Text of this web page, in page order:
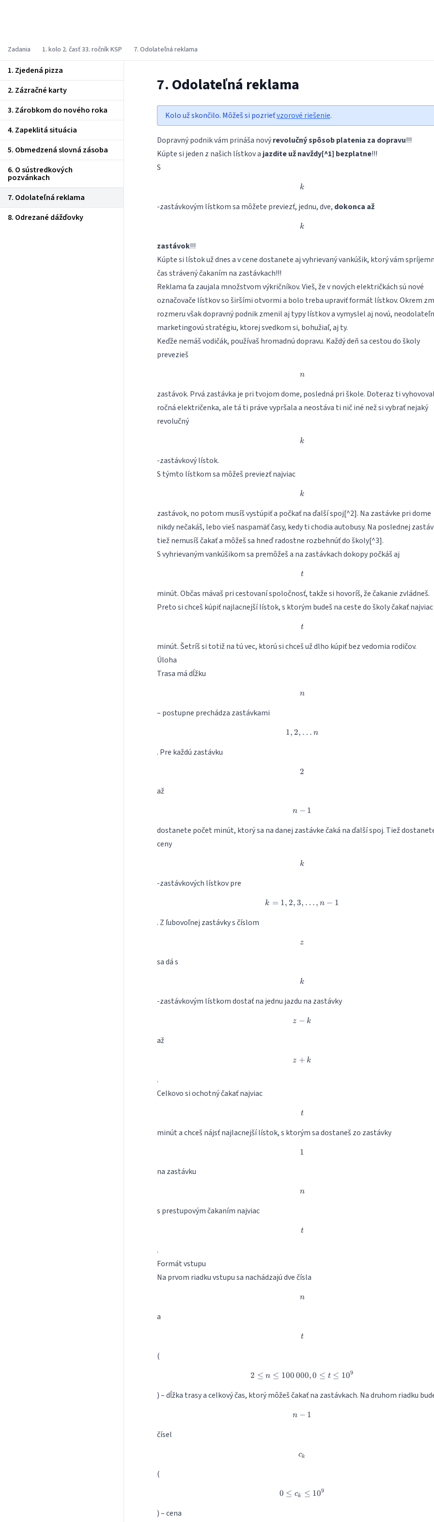
Zadania 1. kolo 2. časť 33. ročník KSP 7. Odolateľná reklama
1. Zjedená pizza
2. Zázračné karty
3. Zárobkom do nového roka
4. Zapeklitá situácia
5. Obmedzená slovná zásoba
6. O sústredkových
pozvánkach
7. Odolateľná reklama
8. Odrezané dážďovky
7. Odolateľná reklama
Kolo už skončilo. Môžeš si pozrieťvzorové riešenie.
Dopravný podnik vám prináša novýrevolučný spôsob platenia za dopravu!!!
Kúpte si jeden z našich lístkov a jazdite už navždy[^1] bezplatne!!!
S
k
k
-zastávkovým lístkom sa môžete previezť, jednu, dve, dokonca až
k
k
zastávok!!!
Kúpte si lístok už dnes a v cene dostanete aj vyhrievaný vankúšik, ktorý vám
čas strávený čakaním na zastávkach!!!
Reklama ťa zaujala množstvom výkričníkov. Vieš, že v nových električkách sú nové
označovače lístkov so širšími otvormi a bolo treba upraviť formát lístkov. Okrem
rozmeru však dopravný podnik zmenil aj typy lístkov a vymyslel aj novú,
marketingovú stratégiu, ktorej svedkom si, bohužiaľ, aj ty.
Keďže nemáš vodičák, používaš hromadnú dopravu. Každý deň sa cestou do školy
prevezieš
n
n
zastávok. Prvá zastávka je pri tvojom dome, posledná pri škole. Doteraz ti
ročná električenka, ale tá ti práve vypršala a neostáva ti nič iné než si vybrať nejaký
revolučný
k
k
-zastávkový lístok.
S týmto lístkom sa môžeš previezť najviac
k
k
zastávok, no potom musíš vystúpiť a počkať na ďalší spoj[^2]. Na zastávke pri dome
nikdy nečakáš, lebo vieš naspamäť časy, kedy ti chodia autobusy. Na poslednej
tiež nemusíš čakať a môžeš sa hneď radostne rozbehnúť do školy[^3].
S vyhrievaným vankúšikom sa premôžeš a na zastávkach dokopy počkáš aj
t
t
minút. Občas mávaš pri cestovaní spoločnosť, takže si hovoríš, že čakanie zvládneš.
Preto si chceš kúpiť najlacnejší lístok, s ktorým budeš na ceste do školy čakať najviac
t
t
minút. Šetríš si totiž na tú vec, ktorú si chceš už dlho kúpiť bez vedomia rodičov.
Úloha
Trasa má dĺžku
n
n
– postupne prechádza zastávkami
1, 2, \dots n
1, 2, … n
. Pre každú zastávku
2
2
až
n-1
n − 1
dostanete počet minút, ktorý sa na danej zastávke čaká na ďalší spoj. Tiež
ceny
k
k
-zastávkových lístkov pre
k = 1, 2, 3, \dots , n-1
k = 1, 2, 3, … , n − 1
. Z ľubovoľnej zastávky s číslom
z
z
sa dá s
k
k
-zastávkovým lístkom dostať na jednu jazdu na zastávky
z-k
z − k
až
z+k
z + k
.
Celkovo si ochotný čakať najviac
t
t
minút a chceš nájsť najlacnejší lístok, s ktorým sa dostaneš zo zastávky
1
1
na zastávku
n
n
s prestupovým čakaním najviac
t
t
.
Formát vstupu
Na prvom riadku vstupu sa nachádzajú dve čísla
n
n
a
t
t
(
2 \leq n \leq 100\, 000, 0 \leq t \leq
2 ≤ n ≤ 100 000,0 ≤ t ≤ 109
) – dĺžka trasy a celkový čas, ktorý môžeš čakať na zastávkach. Na druhom riadku
n-1
n − 1
čísel
c_k
ck
(
0 \leq c_k \leq 10^9
0 ≤ ck ≤ 109
) – cena